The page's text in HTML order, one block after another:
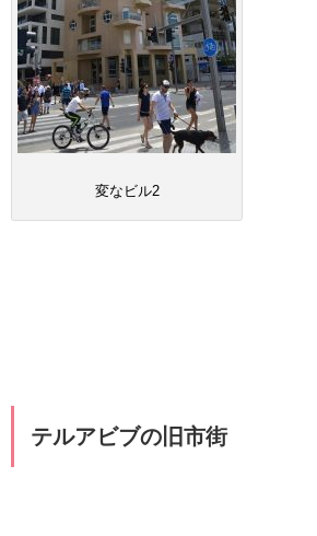
変なビル2
テルアビブの旧市街